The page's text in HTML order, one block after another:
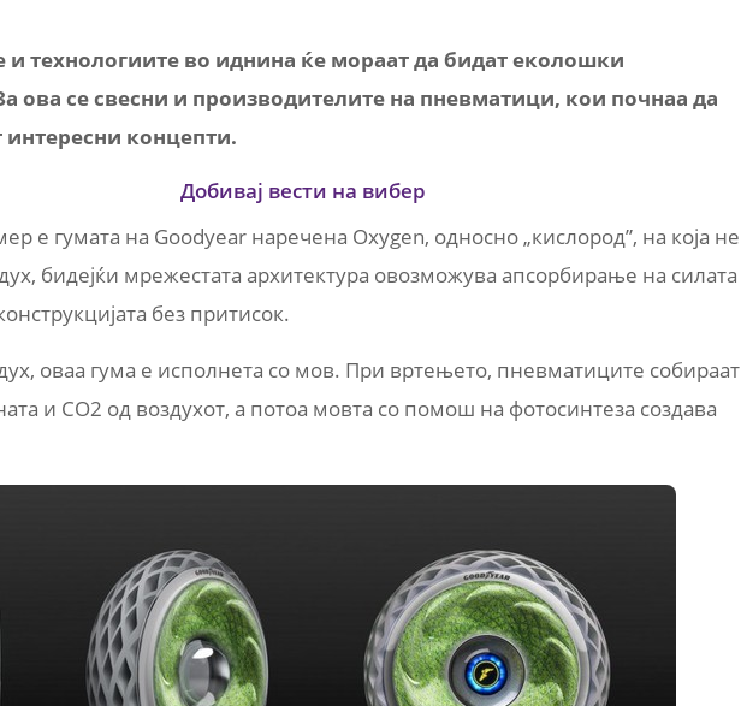
технологиите во иднина ќе мораат да бидат еколошки
ова се свесни и производителите на пневматици, кои почнаа да
интересни концепти.
Добивај вести на вибер
е гумата на Goodyear наречена Oxygen, односно „кислород”, на која
бидејќи мрежестата архитектура овозможува апсорбирање на
без притисок.
оваа гума е исполнета со мов. При вртењето, пневматиците собираат
и СО2 од воздухот, а потоа мовта со помош на фотосинтеза создава